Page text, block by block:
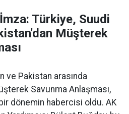
Türkiye, Suudi
Müşterek
ve Pakistan arasında
Savunma Anlaşması,
dönemin habercisi oldu. AK